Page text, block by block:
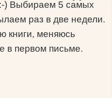
) Выбираем 5 самых
раз в две недели.
книги, меняюсь
в первом письме.